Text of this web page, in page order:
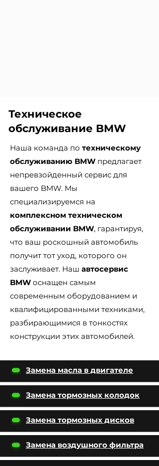
Техническое
обслуживание BMW
Наша команда по техническому
обслуживанию BMW предлагает
непревзойденный сервис для
вашего BMW. Мы
специализируемся на
комплексном техническом
обслуживании BMW, гарантируя,
что ваш роскошный автомобиль
получит тот уход, которого он
заслуживает. Наш автосервис
BMW оснащен самым
современным оборудованием и
квалифицированными техниками,
разбирающимися в тонкостях
конструкции этих автомобилей.
Замена масла в двигателе
Замена тормозных колодок
Замена тормозных дисков
Замена воздушного фильтра